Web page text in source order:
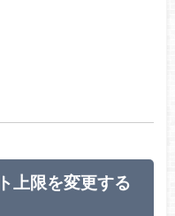
上限を変更する